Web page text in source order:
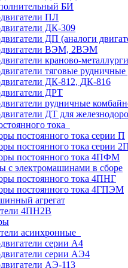
БИ
ПЛ
ДК-309
ДП (аналоги
ВЭМ, 2ВЭМ
краново-
тяговые
ДК-812, ДК-816
ДРТ
рудничные
ДТ для
тока
постоянного тока серии П
постоянного тока серии
постоянного тока 4ПФМ
с электромашинами в сборе
постоянного тока 4ПНГ
постоянного тока 4ГПЭМ
агрегат
4ПН2В
асинхронные
серии А4
серии АЭ4
АЭ-113